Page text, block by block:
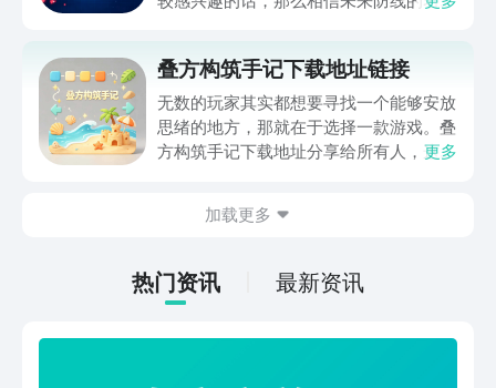
关链接，在最近这款游戏的热度非常之
高，无论是先进前卫的背景设定，还是紧
张有趣的战斗玩法，都吸引着不少同学的
关注，你是否也想要提前进行预约，方便
叠方构筑手记下载地址链接
无数的玩家其实都想要寻找一个能够安放
思绪的地方，那就在于选择一款游戏。叠
方构筑手记下载地址分享给所有人，这一
情。如果大家想要下载这款游戏，其实方
下游戏的主要乐趣吧。
更多
加载更多
热门资讯 最新资讯